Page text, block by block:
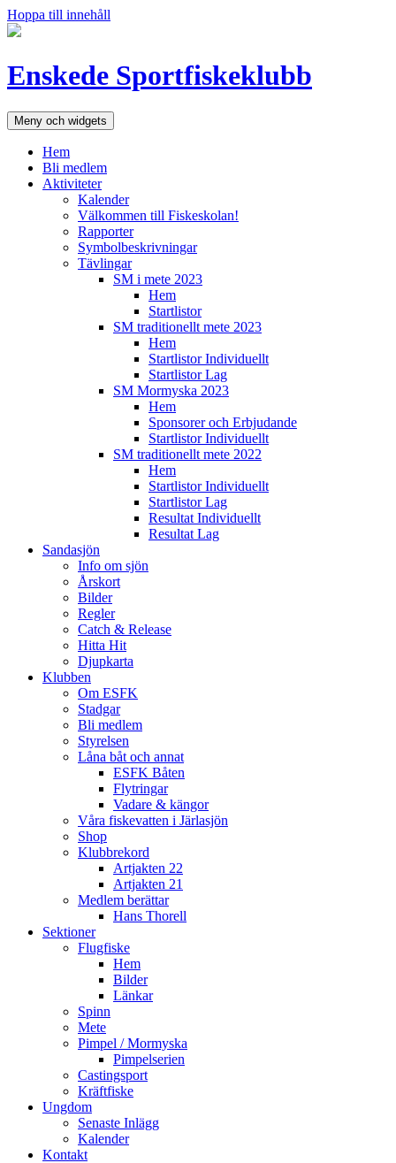
Hoppa till innehåll
Enskede Sportfiskeklubb
Meny och widgets
Hem
Bli medlem
Aktiviteter
Kalender
Välkommen till Fiskeskolan!
Rapporter
Symbolbeskrivningar
Tävlingar
SM i mete 2023
Hem
Startlistor
SM traditionellt mete 2023
Hem
Startlistor Individuellt
Startlistor Lag
SM Mormyska 2023
Hem
Sponsorer och Erbjudande
Startlistor Individuellt
SM traditionellt mete 2022
Hem
Startlistor Individuellt
Startlistor Lag
Resultat Individuellt
Resultat Lag
Sandasjön
Info om sjön
Årskort
Bilder
Regler
Catch & Release
Hitta Hit
Djupkarta
Klubben
Om ESFK
Stadgar
Bli medlem
Styrelsen
Låna båt och annat
ESFK Båten
Flytringar
Vadare & kängor
Våra fiskevatten i Järlasjön
Shop
Klubbrekord
Artjakten 22
Artjakten 21
Medlem berättar
Hans Thorell
Sektioner
Flugfiske
Hem
Bilder
Länkar
Spinn
Mete
Pimpel / Mormyska
Pimpelserien
Castingsport
Kräftfiske
Ungdom
Senaste Inlägg
Kalender
Kontakt